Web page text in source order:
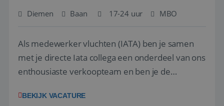
Diemen Baan 17-24 uur MBO
Als medewerker vluchten (IATA) ben je samen
met je directe Iata collega een onderdeel van ons
enthousiaste verkoopteam en ben je de
en tarieven waar je collega’s niet uitkomen.
BEKIJK VACATURE